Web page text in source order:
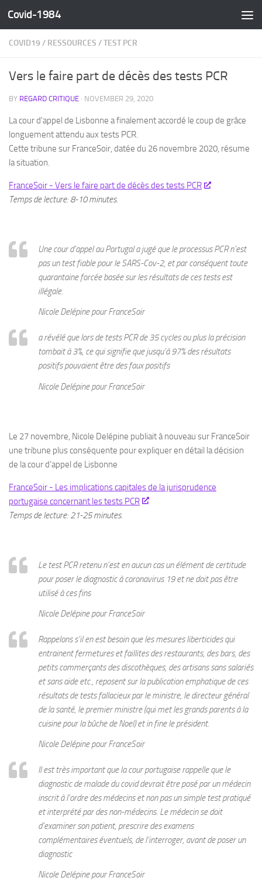
Skip to content
Covid-1984
COVID19 / RESSOURCES /TEST PCR
Vers le faire part de décès des tests PCR
BY REGARD CRITIQUE · NOVEMBER 29, 2020
La cour d'appel de Lisbonne a finalement accordé le coup de grâce
longuement attendu aux tests PCR.
Cette tribune sur FranceSoir, datée du 26 novembre 2020, résume
la situation.
FranceSoir - Vers le faire part de décès des tests PCR
Temps de lecture: 8-10 minutes.
Une cour d’appel au Portugal a jugé que le processus PCR n’est
pas un test fiable pour le SARS-Cov-2, et par conséquent toute
quarantaine forcée basée sur les résultats de ces tests est
illégale.
Nicole Delépine pour FranceSoir
a révélé que lors de tests PCR de 35 cycles ou plus la précision
tombait à 3%, ce qui signifie que jusqu’à 97% des résultats
positifs pouvaient être des faux positifs
Nicole Delépine pour FranceSoir
Le 27 novembre, Nicole Delépine publiait à nouveau sur FranceSoir
une tribune plus conséquente pour expliquer en détail la décision
de la cour d’appel de Lisbonne
FranceSoir - Les implications capitales de la jurisprudence
portugaise concernant les tests PCR
Temps de lecture: 21-25 minutes.
Le test PCR retenu n’est en aucun cas un élément de certitude
pour poser le diagnostic à coronavirus 19 et ne doit pas être
utilisé à ces fins
Nicole Delépine pour FranceSoir
Rappelons s’il en est besoin que les mesures liberticides qui
entrainent fermetures et faillites des restaurants, des bars, des
petits commerçants des discothèques, des artisans sans salariés
et sans aide etc., reposent sur la publication emphatique de ces
résultats de tests fallacieux par le ministre, le directeur général
de la santé, le premier ministre (qui met les grands parents à la
cuisine pour la bûche de Noel) et in fine le président.
Nicole Delépine pour FranceSoir
Il est très important que la cour portugaise rappelle que le
diagnostic de malade du covid devrait être posé par un médecin
inscrit à l’ordre des médecins et non pas un simple test pratiqué
et interprété par des non-médecins. Le médecin se doit
d’examiner son patient, prescrire des examens
complémentaires éventuels, de l’interroger, avant de poser un
diagnostic
Nicole Delépine pour FranceSoir